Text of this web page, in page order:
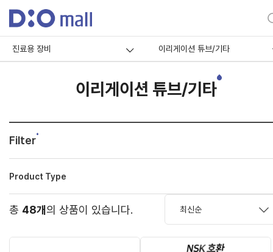
진료용 장비 이리게이션 튜브/기타
이리게이션 튜브/기타
Filter
Product Type
총 48개의 상품이 있습니다.